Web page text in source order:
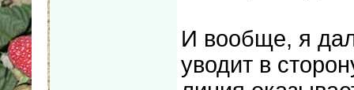
И вообще, я
уводит в